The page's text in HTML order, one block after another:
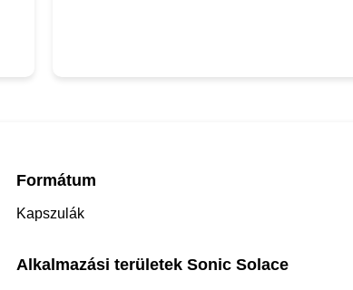
Formátum
Kapszulák
Alkalmazási területek Sonic Solace